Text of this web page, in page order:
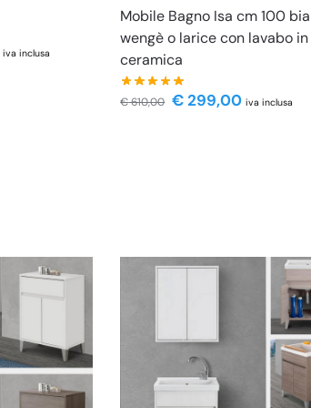
iva inclusa
Mobile Bagno Isa cm 100
wengè o larice con lavabo in
ceramica
€610,00 €299,00 iva inclusa